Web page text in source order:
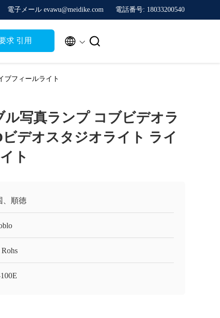
電子メール evawu@meidike.com 電話番号: 18033200540
求 引用  
ブフィールライト
ル写真ランプ コブビデオラ
デオスタジオライト ライ
ト
、順徳